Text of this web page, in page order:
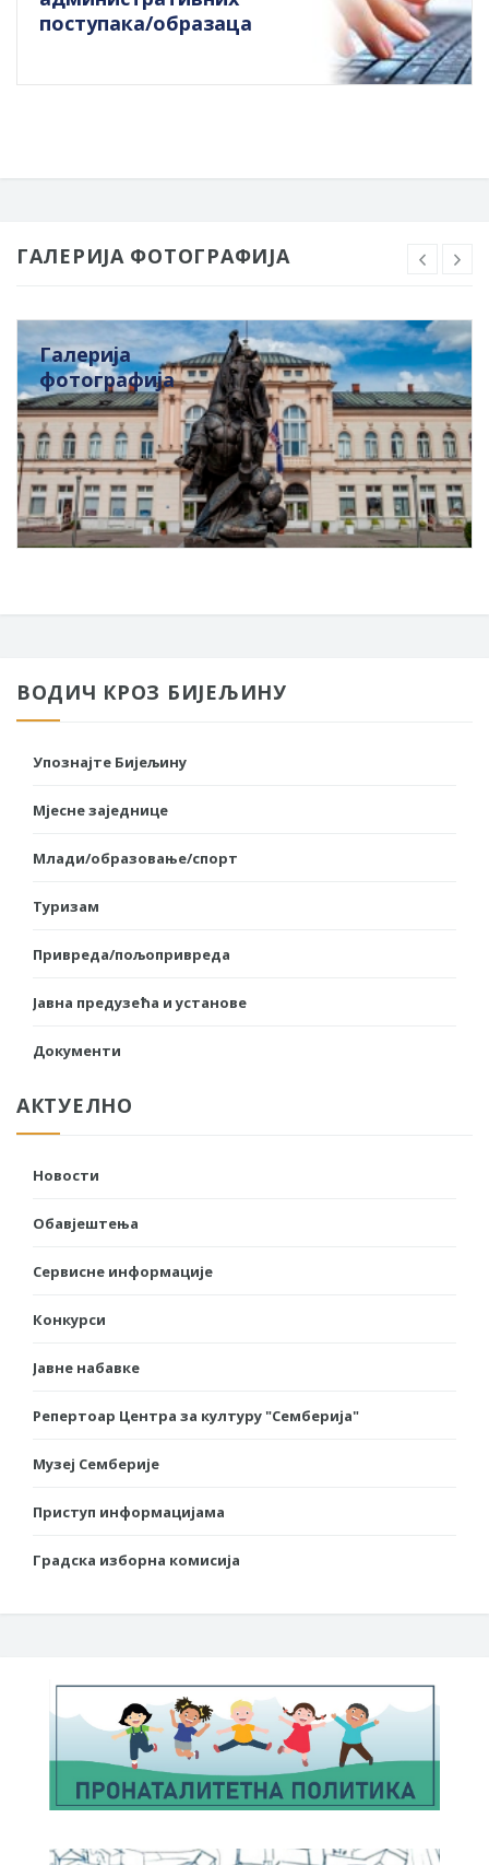
поступака/образаца
ГАЛЕРИЈА ФОТОГРАФИЈА
Галерија
фотографија
ВОДИЧ КРОЗ БИЈЕЉИНУ
Упознајте Бијељину
Мјесне заједнице
Млади/образовање/спорт
Туризам
Привреда/пољопривреда
Јавна предузећа и установе
Документи
АКТУЕЛНО
Новости
Обавјештења
Сервисне информације
Конкурси
Јавне набавке
Репертоар Центра за културу "Семберија"
Музеј Семберије
Приступ информацијама
Градска изборна комисија